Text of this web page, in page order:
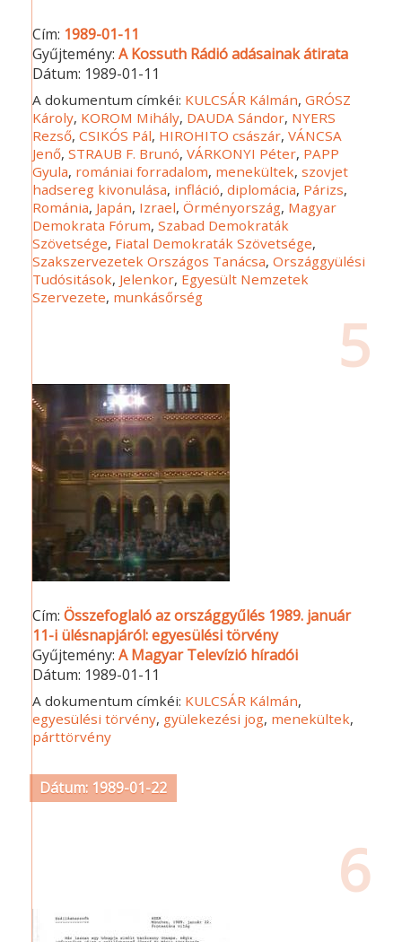
Cím: 1989-01-11
Gyűjtemény:A Kossuth Rádió adásainak átirata
Dátum: 1989-01-11
A dokumentum címkéi: KULCSÁR Kálmán,GRÓSZ
Károly, KOROM Mihály, DAUDA Sándor, NYERS
Rezső,CSIKÓS Pál, HIROHITO császár,VÁNCSA
Jenő,STRAUB F. Brunó,VÁRKONYI Péter, PAPP
Gyula, romániai forradalom, menekültek,szovjet
hadsereg kivonulása, infláció,diplomácia, Párizs,
Románia, Japán, Izrael,Örményország, Magyar
Demokrata Fórum,Szabad Demokraták
Szövetsége, Fiatal Demokraták Szövetsége,
Szakszervezetek Országos Tanácsa,Országgyülési
Tudósitások, Jelenkor, Egyesült Nemzetek
Szervezete, munkásőrség
5
Cím:Összefoglaló az országgyűlés 1989. január
11-i ülésnapjáról: egyesülési törvény
Gyűjtemény:A Magyar Televízió híradói
Dátum: 1989-01-11
A dokumentum címkéi: KULCSÁR Kálmán,
egyesülési törvény, gyülekezési jog, menekültek,
párttörvény
Dátum: 1989-01-22
6